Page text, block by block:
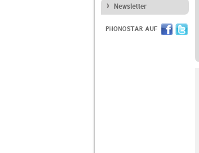
Newsletter
PHONOSTAR AUF